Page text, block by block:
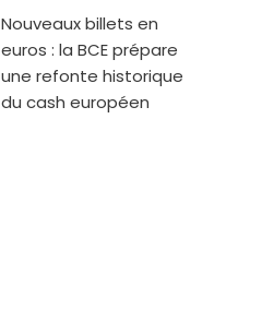
Nouveaux billets en
euros : la BCE prépare
une refonte historique
du cash européen